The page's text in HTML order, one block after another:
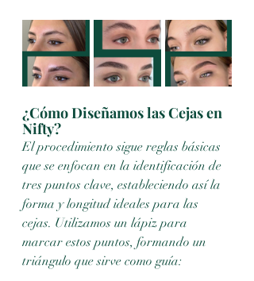
¿Cómo Diseñamos las Cejas en
Nifty?
El procedimiento sigue reglas básicas
que se enfocan en la identificación de
tres puntos clave, estableciendo así la
forma y longitud ideales para las
cejas. Utilizamos un lápiz para
marcar estos puntos, formando un
triángulo que sirve como guía: